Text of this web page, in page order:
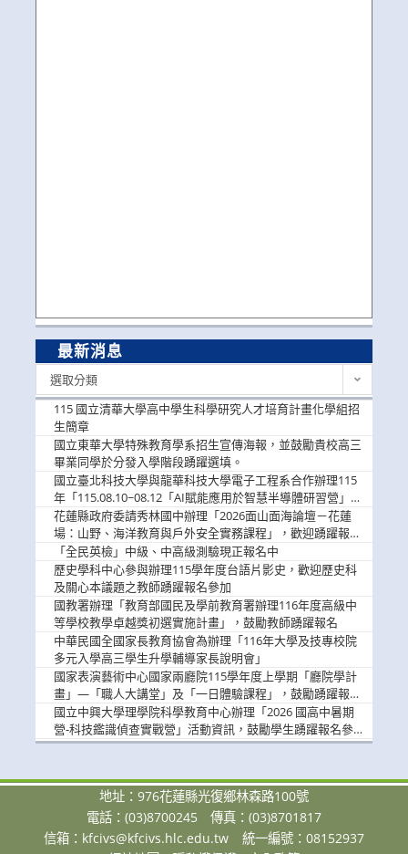
最新消息
選取分類
115 國立清華大學高中學生科學研究人才培育計畫化學組招
生簡章
國立東華大學特殊教育學系招生宣傳海報，並鼓勵貴校高三
畢業同學於分發入學階段踴躍選填。
國立臺北科技大學與龍華科技大學電子工程系合作辦理115
年「115.08.10~08.12「AI賦能應用於智慧半導體研習營」，
歡迎學生踴躍報名參加
花蓮縣政府委請秀林國中辦理「2026面山面海論壇－花蓮
場：山野、海洋教育與戶外安全實務課程」，歡迎踴躍報名
參加
「全民英檢」中級、中高級測驗現正報名中
歷史學科中心參與辦理115學年度台語片影史，歡迎歷史科
及關心本議題之教師踴躍報名參加
國教署辦理「教育部國民及學前教育署辦理116年度高級中
等學校教學卓越獎初選實施計畫」，鼓勵教師踴躍報名
中華民國全國家長教育協會為辦理「116年大學及技專校院
多元入學高三學生升學輔導家長說明會」
國家表演藝術中心國家兩廳院115學年度上學期「廳院學計
畫」—「職人大講堂」及「一日體驗課程」，鼓勵踴躍報名
參與。
國立中興大學理學院科學教育中心辦理「2026 國高中暑期
營-科技鑑識偵查實戰營」活動資訊，鼓勵學生踴躍報名參
加。
地址：976花蓮縣光復鄉林森路100號
電話：(03)8700245
傳真：(03)8701817
信箱： kfcivs@kfcivs.hlc.edu.tw
統一編號：08152937